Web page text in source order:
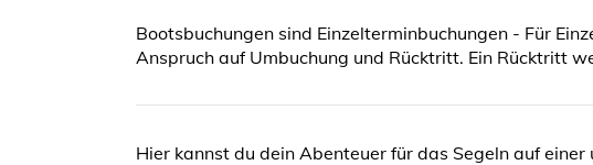
Bootsbuchungen sind Einzelterminbuchungen - Für
Anspruch auf Umbuchung und Rücktritt. Ein Rücktritt
Hier kannst du dein Abenteuer für das Segeln auf